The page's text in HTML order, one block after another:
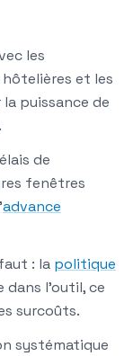
les
et les
puissance de
de
fenêtres
advance
: la politique
dans l'outil, ce
surcoûts.
systématique